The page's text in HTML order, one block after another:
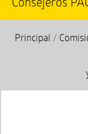
Principal /